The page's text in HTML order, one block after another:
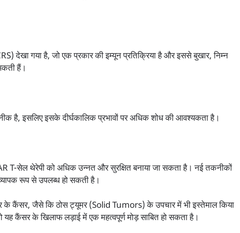
देखा गया है, जो एक प्रकार की इम्यून प्रतिक्रिया है और इससे बुखार, निम्न
हैं।
है, इसलिए इसके दीर्घकालिक प्रभावों पर अधिक शोध की आवश्यकता है।
T-सेल थेरेपी को अधिक उन्नत और सुरक्षित बनाया जा सकता है। नई तकनीकों
रूप से उपलब्ध हो सकती है।
के कैंसर, जैसे कि ठोस ट्यूमर (Solid Tumors) के उपचार में भी इस्तेमाल किया
कैंसर के खिलाफ लड़ाई में एक महत्वपूर्ण मोड़ साबित हो सकता है।